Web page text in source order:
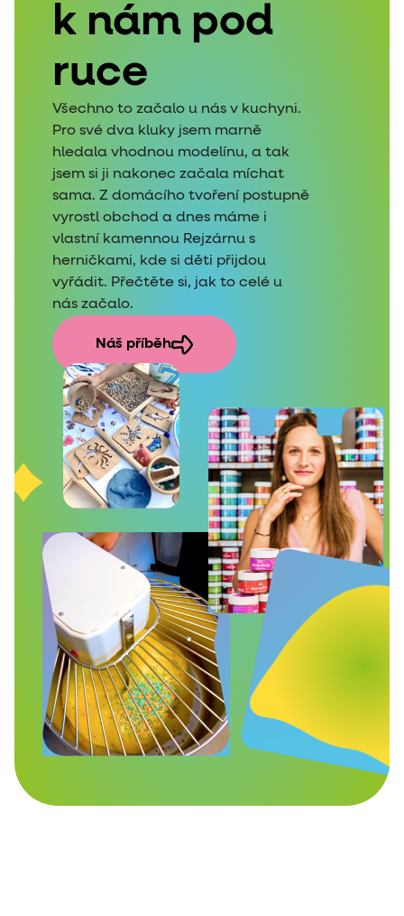
k nám pod
ruce
Všechno to začalo u nás v kuchyni.
Pro své dva kluky jsem marně
hledala vhodnou modelínu, a tak
jsem si ji nakonec začala míchat
sama. Z domácího tvoření postupně
vyrostl obchod a dnes máme i
vlastní kamennou Rejzárnu s
herničkami, kde si děti přijdou
vyřádit. Přečtěte si, jak to celé u
nás začalo.
Náš příběh